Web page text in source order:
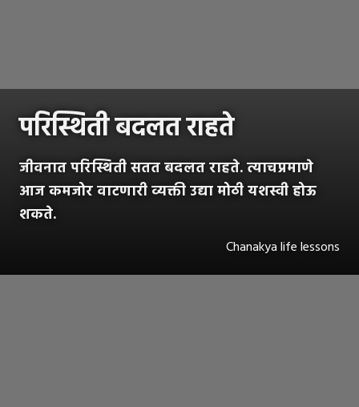
परिस्थिती बदलत राहते
जीवनात परिस्थिती सतत बदलत राहते. त्याचप्रमाणे
आज कमजोर वाटणारी व्यक्ती उद्या मोठी यशस्वी होऊ
शकते.
Chanakya life lessons